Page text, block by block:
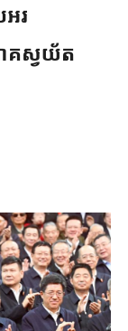
រ
គស្វយ័ត